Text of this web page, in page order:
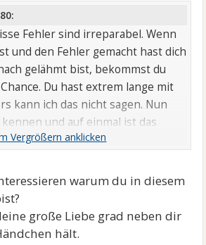
Fehler sind irreparabel. Wenn
und den Fehler gemacht hast dich
gelähmt bist, bekommst du
Du hast extrem lange mit
kann ich das nicht sagen. Nun
und auf einmal ist das
interessant?
warum du in diesem
große Liebe grad neben dir
hält.